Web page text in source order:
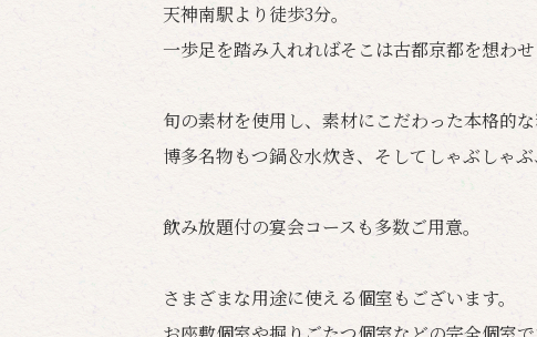
天神南駅より徒歩3分。
一歩足を踏み入れればそこは古都京都を想わせ
旬の素材を使用し、素材にこだわった本格的な
博多名物もつ鍋＆水炊き、そしてしゃぶしゃ
飲み放題付の宴会コースも多数ご用意。
さまざまな用途に使える個室もございます。